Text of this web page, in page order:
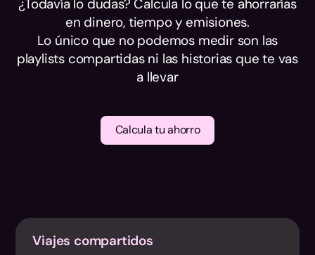
¿Todavía lo dudas? Calcula lo que te ahorrarías
en dinero, tiempo y emisiones.
Lo único que no podemos medir son las
playlists compartidas ni las historias que te vas
a llevar
Calcula tu ahorro
Viajes compartidos